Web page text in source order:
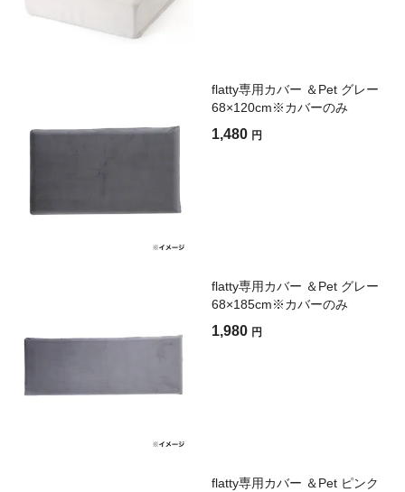
flatty専用カバー ＆Pet グレー
68×120cm※カバーのみ
1,480 円
flatty専用カバー ＆Pet グレー
68×185cm※カバーのみ
1,980 円
flatty専用カバー ＆Pet ピンク